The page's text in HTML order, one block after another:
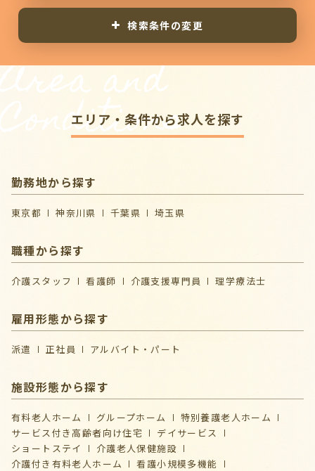
検索条件の変更
Area and
Conditions
エリア・条件から求人を探す
勤務地から探す
東京都 神奈川県 千葉県 埼玉県
職種から探す
介護スタッフ 看護師 介護支援専門員 理学療法士
雇用形態から探す
派遣 正社員 アルバイト・パート
施設形態から探す
有料老人ホーム グループホーム
特別養護老人ホーム
サービス付き高齢者向け住宅
デイサービス
ショートステイ
介護⽼⼈保健施設
介護付き有料老人ホーム
看護小規模多機能